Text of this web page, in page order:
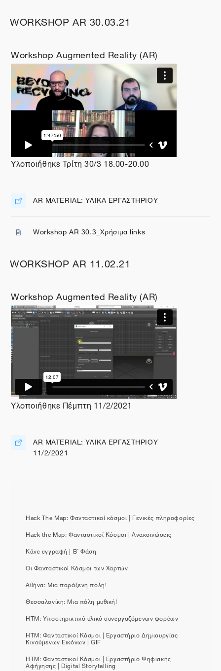
WORKSHOP AR 30.03.21
Workshop Augmented Reality (AR)
Υλοποιήθηκε Τρίτη 30/3 18.00-20.00
AR MATERIAL: ΥΛΙΚΑ ΕΡΓΑΣΤΗΡΙΟΥ
Διεύθυνση URL
Workshop AR 30.3_Χρήσιμα links
Αρχείο
WORKSHOP AR 11.02.21
Workshop Augmented Reality (AR)
Υλοποιήθηκε Πέμπτη 11/2/2021
AR MATERIAL: ΥΛΙΚΑ ΕΡΓΑΣΤΗΡΙΟΥ
11/2/2021
Διεύθυνση URL
Hack The Map: Φανταστικοί κόσμοι | Γενικές πληροφορίες
Hack the Map: Φανταστικοί Κόσμοι | Ανακοινώσεις
Κάνε εγγραφή | Β΄ Φάση
Οι Φανταστικοί Κόσμοι των Χαρτών
Αθήνα: Μια παράξενη πόλη!
Θεσσαλονίκη: Μια πόλη μυθική!
HTM: Υποστηρικτικό υλικό συνεργαζόμενων φορέων
HTM: Φανταστικοί Κόσμοι | Εργαστήριο Δημιουργίας
Κινούμενων Εικόνων | GIF
HTM: Φανταστικοί Κόσμοι | Εργαστήριο Ψηφιακής
Αφήγησης | Digital Storytelling